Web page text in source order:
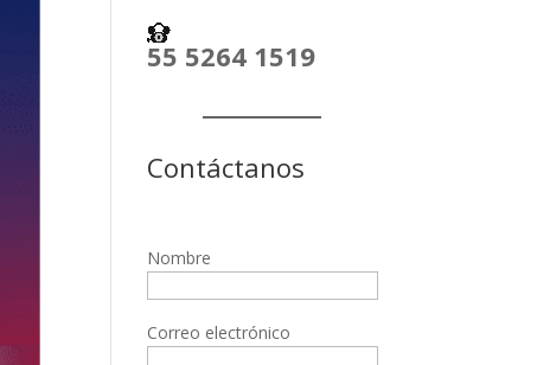
55 5264 1519
Contáctanos
Nombre
Correo electrónico